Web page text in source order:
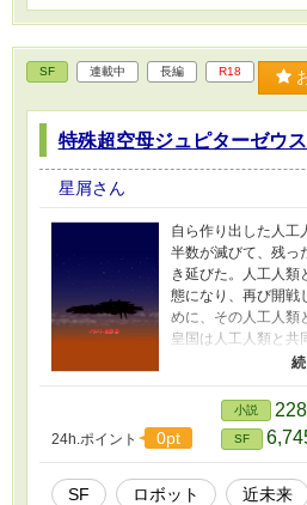
SF 連載中 長編 R18
特殊超空母ジュピターゼウ
星屑さん
自ら作り出した人工
半数が滅びて、残っ
き延びた。人工人類
態になり、再び開戦
めに、その人工人類
皇国は人工人類と共
から提供された特殊
事に為った。共同合
している亜人類たち
ていた。新日本皇国
する超空母ジュピタ
が初の任務となった
24h.ポイント 0pt
小説
SF
SF ロボット 近未来